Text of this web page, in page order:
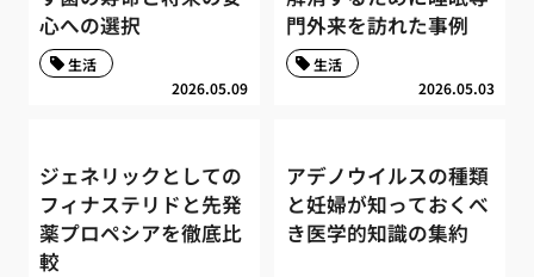
心への選択
2026.05.09
生活
門外来を訪れた事例
2026.05.03
生活
ジェネリックとしての
フィナステリドと先発
薬プロペシアを徹底比
較
アデノウイルスの種類
と妊婦が知っておくべ
き医学的知識の集約